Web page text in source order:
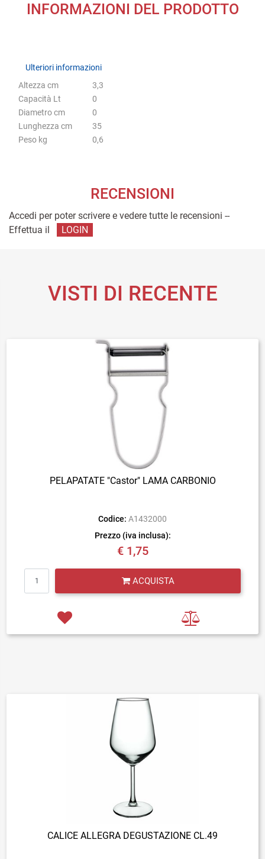
INFORMAZIONI DEL PRODOTTO
Ulteriori informazioni
Ulteriori informazioni
Altezza cm
3,3
Capacità Lt
0
Diametro cm
0
Lunghezza cm
35
Peso kg
0,6
RECENSIONI
Accedi per poter scrivere e vedere tutte le recensioni --
Effettua il
LOGIN
VISTI DI RECENTE
PELAPATATE "Castor" LAMA CARBONIO
Codice: A1432000
Prezzo (iva inclusa):
€ 1,75
ACQUISTA
CALICE ALLEGRA DEGUSTAZIONE CL.49